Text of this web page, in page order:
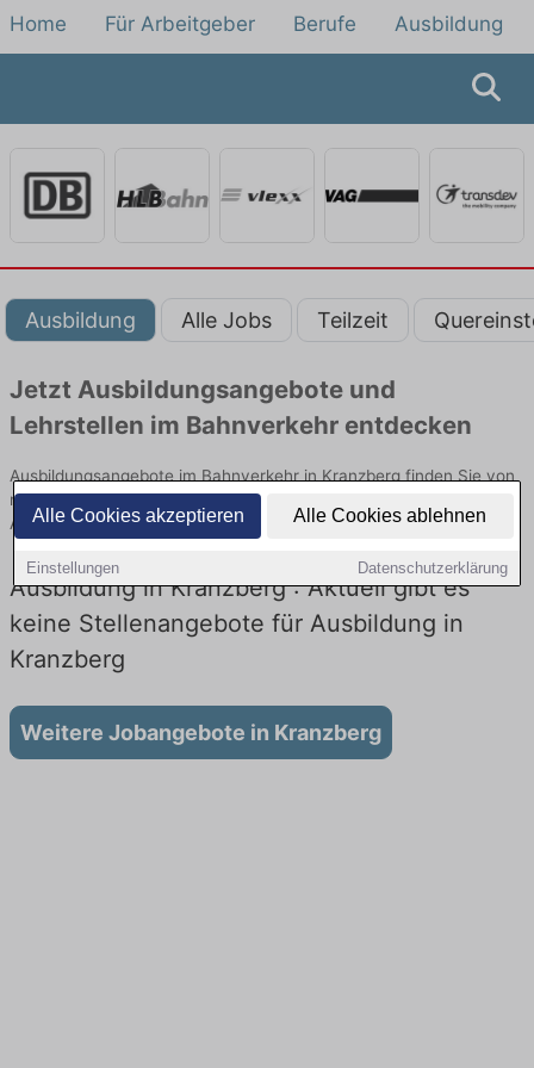
Alle Cookies akzeptieren Alle Cookies ablehnen
Einstellungen Datenschutzerklärung
Home Für Arbeitgeber Berufe Ausbildung
Ausbildung Alle Jobs Teilzeit
Jetzt Ausbildungsangebote und
Lehrstellen im Bahnverkehr entdecken
Ausbildungsangebote im Bahnverkehr in Kranzberg finden Sie von
namhaften Firmen. Entdecken Sie freie Optionen von Top-
Arbeitgebern und bewerben Sie sich noch heute.
Ausbildung in Kranzberg : Aktuell gibt es
keine Stellenangebote für Ausbildung in
Kranzberg
Weitere Jobangebote in Kranzberg